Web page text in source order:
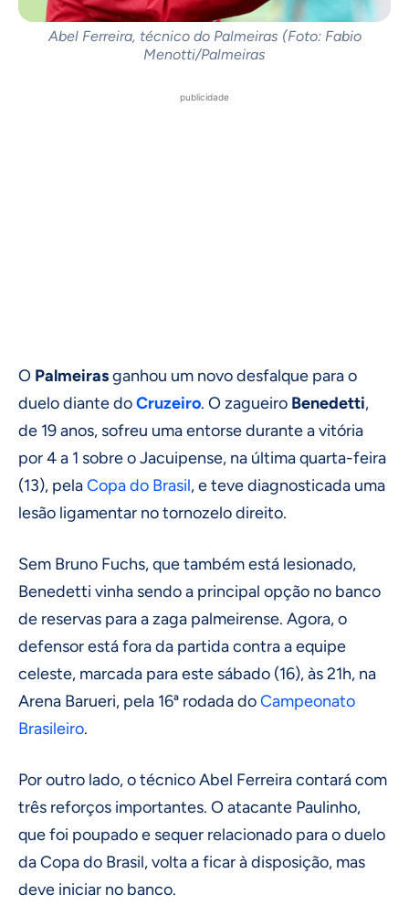
Abel Ferreira, técnico do Palmeiras (Foto: Fabio
Menotti/Palmeiras
publicidade
O Palmeirasganhou um novo desfalque para o
duelo diante doCruzeiro. O zagueiro Benedetti,
de 19 anos, sofreu uma entorse durante a vitória
por 4 a 1 sobre o Jacuipense, na última quarta-feira
(13), pelaCopa do Brasil, e teve diagnosticada uma
lesão ligamentar no tornozelo direito.
Sem Bruno Fuchs, que também está lesionado,
Benedetti vinha sendo a principal opção no banco
de reservas para a zaga palmeirense. Agora, o
defensor está fora da partida contra a equipe
celeste, marcada para este sábado (16), às 21h, na
Arena Barueri, pela 16ª rodada doCampeonato
Brasileiro.
Por outro lado, o técnico Abel Ferreira contará com
três reforços importantes. O atacante Paulinho,
que foi poupado e sequer relacionado para o duelo
da Copa do Brasil, volta a ficar à disposição, mas
deve iniciar no banco.